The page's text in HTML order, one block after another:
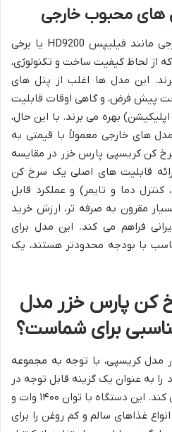
های محبوب خارجی
در بازار، مدل های محبوب خارجی مانند فیلیپس HD9200 یا برخی
از لحاظ کیفیت ساخت و تکنولوژی،
این مدل ها اغلب از پنل های
پیش فرض، و گاهی اوقات قابلیت
بهره می برند. با این حال،
های خارجی معمولاً با قیمتی به
کن کریسپی پارس خزر در مقایسه
قابلیت های اصلی یک سرخ کن
دما و تایمر) و عملکرد قابل
مقرون به صرفه تر، ارزش خرید
فراهم می کند. این مدل برای
با بودجه محدودتر هستند، یک
کن پارس خزر مدل
برای شماست؟
کریسپی، با توجه به مجموعه
را به عنوان یک گزینه قابل توجه در
بازار لوازم خانگی ایران مطرح می کند. این دستگاه با توان ۱۴۰۰ وات و
پخت انواع غذاهای سالم و کم روغن را برای